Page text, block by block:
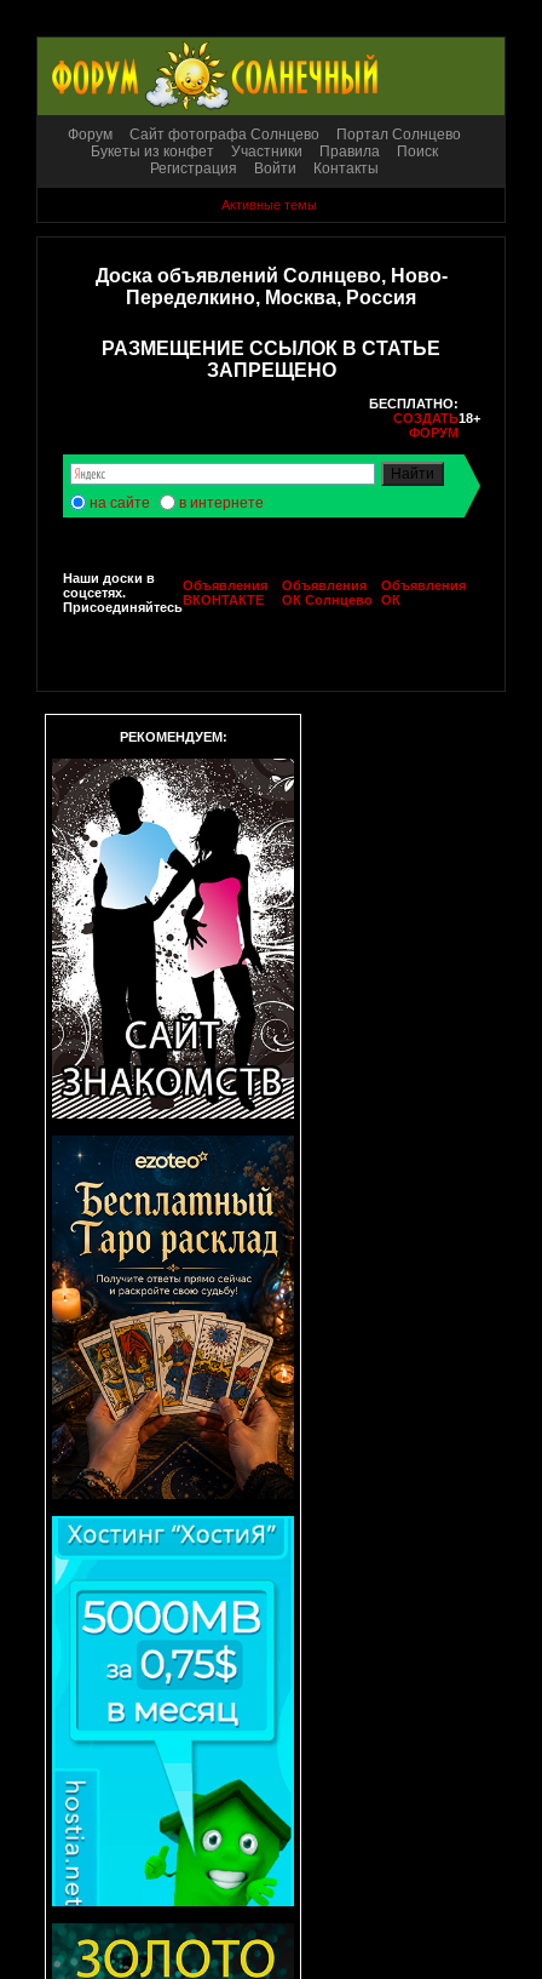
Форум Сайт фотографа Солнцево
Портал Солнцево
Букеты из конфет
Участники Правила
Поиск
Регистрация
Войти Контакты
Активные темы
Доска объявлений Солнцево, Ново-
Переделкино, Москва, Россия
РАЗМЕЩЕНИЕ ССЫЛОК В СТАТЬЕ
ЗАПРЕЩЕНО
БЕСПЛАТНО:
СОЗДАТЬ
ФОРУМ
18+
на сайте в интернете
Наши доски в
соцсетях.
Присоединяйтесь
Объявления
ВКОНТАКТЕ
Объявления
ОК Солнцево
Объявления
ОК
РЕКОМЕНДУЕМ: